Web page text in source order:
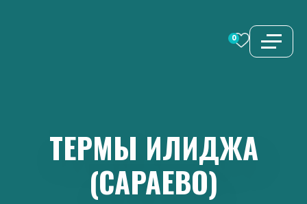
0
ТЕРМЫ ИЛИДЖА
(САРАЕВО)